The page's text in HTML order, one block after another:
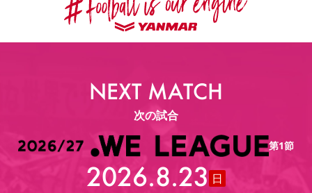
NEXT MATCH
次の試合
第1節
2026.8.23 日